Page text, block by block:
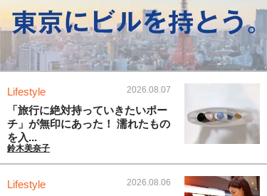
Lifestyle 2026.08.07
「旅行に絶対持っていきたいポー
チ」が無印にあった！ 濡れたもの
を入...
鈴木美奈子
Lifestyle 2026.08.06